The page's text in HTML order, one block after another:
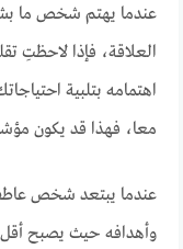
عندما يهتم شخص ما
العلاقة، فإذا لاحظتِ
اهتمامه بتلبية
معا، فهذا قد يكون
عندما يبتعد شخص
وأهدافه حيث يصبح أقل